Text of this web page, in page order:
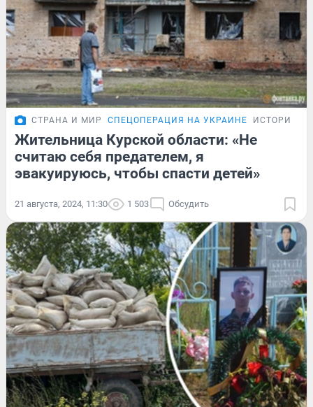
СТРАНА И МИР СПЕЦОПЕРАЦИЯ НА УКРАИНЕ ИСТОРИИ
Жительница Курской области: «Не
считаю себя предателем, я
эвакуируюсь, чтобы спасти детей»
21 августа, 2024, 11:30 1 503 Обсудить